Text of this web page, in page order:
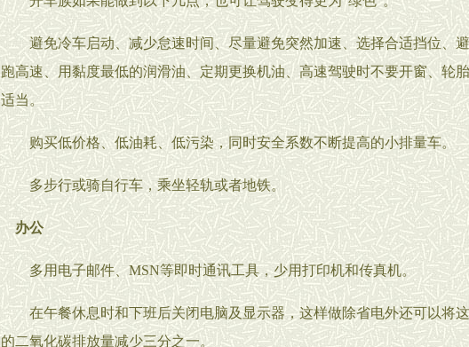
避免冷车启动、减少怠速时间、尽量避免突然加速、选择合适挡位、
跑高速、用黏度最低的润滑油、定期更换机油、高速驾驶时不要开窗、轮
适当。
购买低价格、低油耗、低污染，同时安全系数不断提高的小排量车。
多步行或骑自行车，乘坐轻轨或者地铁。
办公
多用电子邮件、MSN等即时通讯工具，少用打印机和传真机。
在午餐休息时和下班后关闭电脑及显示器，这样做除省电外还可以将
的二氧化碳排放量减少三分之一。